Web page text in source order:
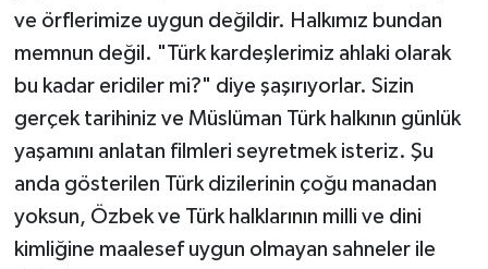
ve örflerimize uygun değildir. Halkımız bundan
memnun değil. "Türk kardeşlerimiz ahlaki olarak
bu kadar eridiler mi?" diye şaşırıyorlar. Sizin
gerçek tarihiniz ve Müslüman Türk halkının günlük
yaşamını anlatan filmleri seyretmek isteriz. Şu
anda gösterilen Türk dizilerinin çoğu manadan
yoksun, Özbek ve Türk halklarının milli ve dini
kimliğine maalesef uygun olmayan sahneler ile